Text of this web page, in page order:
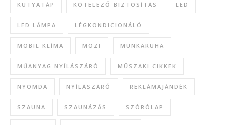
KUTYATÁP KÖTELEZŐ BIZTOSÍTÁS LED
LED LÁMPA LÉGKONDICIONÁLÓ
MOBIL KLÍMA MOZI MUNKARUHA
MŰANYAG NYÍLÁSZÁRÓ MŰSZAKI CIKKEK
NYOMDA NYÍLÁSZÁRÓ REKLÁMAJÁNDÉK
SZAUNA SZAUNÁZÁS SZÓRÓLAP